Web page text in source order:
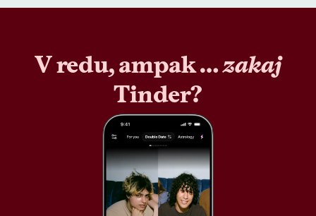
V redu, ampak …zakaj
Tinder?